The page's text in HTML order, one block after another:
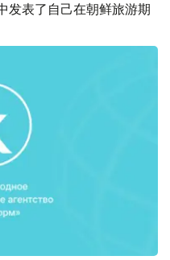
发表了自己在朝鲜旅游期